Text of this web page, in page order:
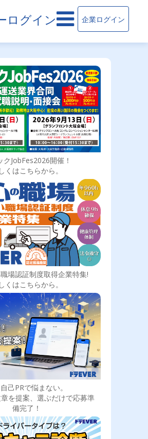
ログイン 企業ログイン
クJobFes2026開催！
くはこちらから。
場認証制度取得企業特集!
くはこちらから。
己PRで悩まない。
を提案、選ぶだけで応募準
備完了！